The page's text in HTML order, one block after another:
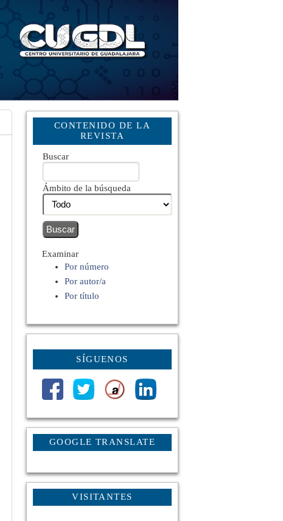
GOOGLE TRANSLATE
VISITANTES
CONTENIDO DE LA
REVISTA
Buscar
Ámbito de la búsqueda
Examinar
Por número
Por autor/a
Por título
SÍGUENOS